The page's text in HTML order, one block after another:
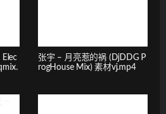
张宇 – 月亮惹的祸 (DjDDG P
rogHouse Mix) 素材vj.mp4